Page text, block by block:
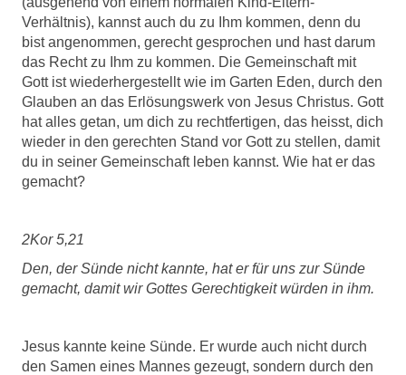
Verhältnis), kannst auch du zu Ihm kommen, denn du
bist angenommen, gerecht gesprochen und hast darum
das Recht zu Ihm zu kommen. Die Gemeinschaft mit
Gott ist wiederhergestellt wie im Garten Eden, durch den
Glauben an das Erlösungswerk von Jesus Christus. Gott
hat alles getan, um dich zu rechtfertigen, das heisst, dich
wieder in den gerechten Stand vor Gott zu stellen, damit
du in seiner Gemeinschaft leben kannst. Wie hat er das
gemacht?
2Kor 5,21
Den, der Sünde nicht kannte, hat er für uns zur Sünde
gemacht, damit wir Gottes Gerechtigkeit würden in ihm.
Jesus kannte keine Sünde. Er wurde auch nicht durch
den Samen eines Mannes gezeugt, sondern durch den